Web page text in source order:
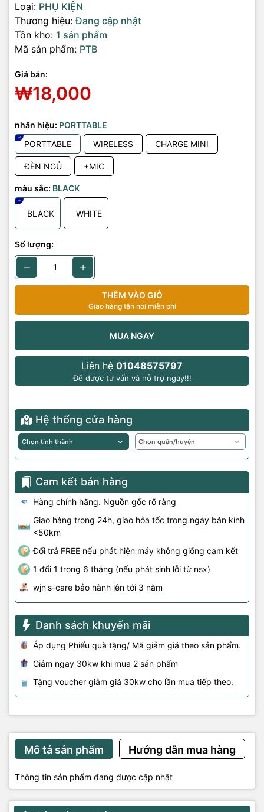
Loại: PHỤ KIỆN
Thương hiệu: Đang cập nhật
Tồn kho: 1 sản phẩm
Mã sản phẩm: PTB
Giá bán:
₩18,000
nhãn hiệu: PORTTABLE
PORTTABLE
WIRELESS CHARGE MINI
ĐÈN NGỦ +MIC
màu sắc: BLACK
BLACK WHITE
Số lượng:
THÊM VÀO GIỎ
Giao hàng tận nơi miễn phí
MUA NGAY
Liên hệ 01048575797
Để được tư vấn và hỗ trợ ngay!!!
Hệ thống cửa hàng
Cam kết bán hàng
Hàng chính hãng. Nguồn gốc rõ ràng
Giao hàng trong 24h, giao hỏa tốc trong ngày bán kính
<50km
Đổi trả FREE nếu phát hiện máy không giống cam kết
1 đổi 1 trong 6 tháng (nếu phát sinh lỗi từ nsx)
wjn's-care bảo hành lên tới 3 năm
Danh sách khuyến mãi
Áp dụng Phiếu quà tặng/ Mã giảm giá theo sản phẩm.
Giảm ngay 30kw khi mua 2 sản phẩm
Tặng voucher giảm giá 30kw cho lần mua tiếp theo.
Mô tả sản phẩm Hướng dẫn mua hàng
Thông tin sản phẩm đang được cập nhật